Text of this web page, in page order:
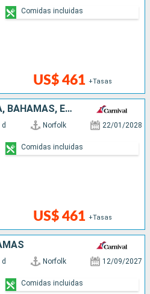
US$ 461 +Tasas
Comidas incluidas
REPÚBLICA DOMINICANA, BAHAMAS, ESTADOS UNIDOS
d Norfolk 22/01/2028
US$ 461 +Tasas
Comidas incluidas
d Norfolk 12/09/2027
Comidas incluidas